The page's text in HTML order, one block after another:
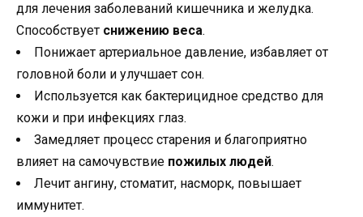
для лечения заболеваний кишечника и желудка.
Способствует снижению веса.
Понижает артериальное давление, избавляет от
головной боли и улучшает сон.
Используется как бактерицидное средство для
кожи и при инфекциях глаз.
Замедляет процесс старения и благоприятно
влияет на самочувствие пожилых людей.
Лечит ангину, стоматит, насморк, повышает
иммунитет.